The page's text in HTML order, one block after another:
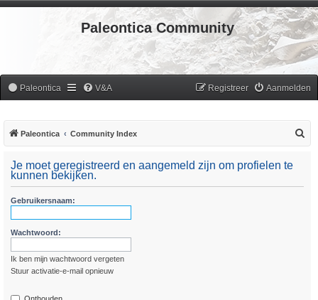
Paleontica Community
Paleontica V&A Aanmelden
Registreer
Paleontica Community Index
Je moet geregistreerd en aangemeld zijn om profielen te
kunnen bekijken.
Gebruikersnaam:
Wachtwoord:
Ik ben mijn wachtwoord vergeten
Stuur activatie-e-mail opnieuw